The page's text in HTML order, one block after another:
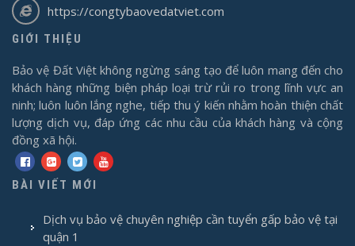
https://congtybaovedatviet.com
GIỚI THIỆU
Bảo vệ Đất Việt không ngừng sáng tạo để luôn mang đến cho
khách hàng những biện pháp loại trừ rủi ro trong lĩnh vực an
ninh; luôn luôn lắng nghe, tiếp thu ý kiến nhằm hoàn thiện chất
lượng dịch vụ, đáp ứng các nhu cầu của khách hàng và cộng
đồng xã hội.
BÀI VIẾT MỚI
Dịch vụ bảo vệ chuyên nghiệp cần tuyển gấp bảo vệ tại
quận 1